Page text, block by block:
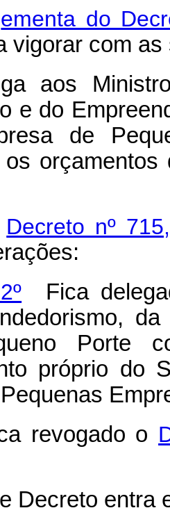
ementa do
vigorar com
aos
e do
de
orçamentos
Decreto nº
Fica
Porte
próprio do
revogado o
Decreto entra